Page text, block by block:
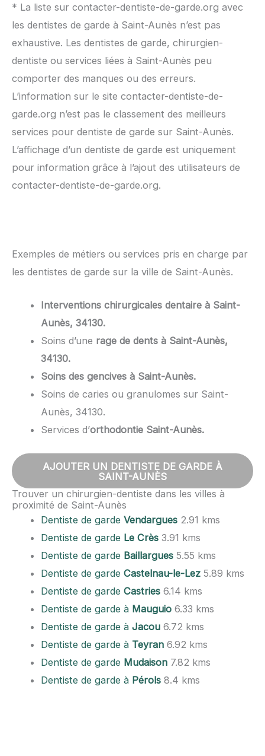
* La liste sur contacter-dentiste-de-garde.org avec
les dentistes de garde à Saint-Aunès n’est pas
exhaustive. Les dentistes de garde, chirurgien-
dentiste ou services liées à Saint-Aunès peu
comporter des manques ou des erreurs.
L’information sur le site contacter-dentiste-de-
garde.org n’est pas le classement des meilleurs
services pour dentiste de garde sur Saint-Aunès.
L’affichage d’un dentiste de garde est uniquement
pour information grâce à l’ajout des utilisateurs de
contacter-dentiste-de-garde.org.
Exemples de métiers ou services pris en charge par
les dentistes de garde sur la ville de Saint-Aunès.
Interventions chirurgicales dentaire à Saint-
Aunès, 34130.
Soins d’une rage de dents à Saint-Aunès,
34130.
Soins des gencives à Saint-Aunès.
Soins de caries ou granulomes sur Saint-
Aunès, 34130.
Services d’orthodontie Saint-Aunès.
AJOUTER UN DENTISTE DE GARDE À
SAINT-AUNÈS
Trouver un chirurgien-dentiste dans les villes à
proximité de Saint-Aunès
Dentiste de gardeVendargues 2.91 kms
Dentiste de garde Le Crès 3.91 kms
Dentiste de garde Baillargues 5.55 kms
Dentiste de gardeCastelnau-le-Lez 5.89 kms
Dentiste de gardeCastries 6.14 kms
Dentiste de garde à Mauguio 6.33 kms
Dentiste de garde àJacou 6.72 kms
Dentiste de garde à Teyran 6.92 kms
Dentiste de garde Mudaison 7.82 kms
Dentiste de garde à Pérols 8.4 kms